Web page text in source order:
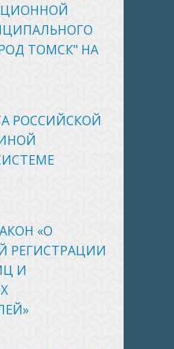
ТОМСК" НА
РОССИЙСКОЙ
«О
РЕГИСТРАЦИИ
И